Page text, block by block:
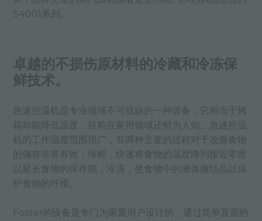
S4001系列。
卓越的不损伤原材料的冷藏和冷冻保
鲜技术。
急速控温机是专业领域不可或缺的一种设备，它相当于烤
箱却能降低温度，目前在家用领域还鲜为人知。急速控温
机的工作温度范围很广，有两种主要的过程对于改善食物
的储存非常有效：保鲜，快速将食物的温度降到接近零度
以延长食物的保存期，冷冻，使食物中的液体微结晶以保
护食物的纤维。
Foster的设备是专门为家庭用户设计的，通过简单直观的